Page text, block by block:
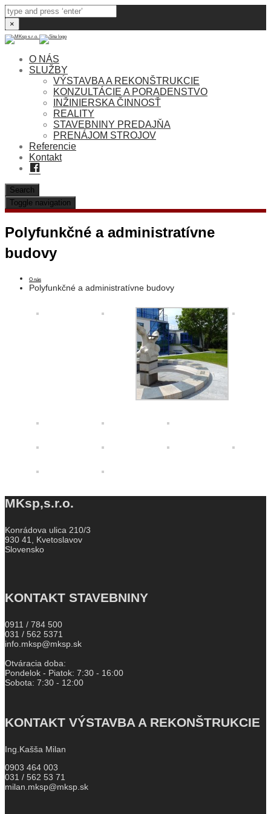
×
O NÁS
SLUŽBY
VÝSTAVBA A REKONŠTRUKCIE
KONZULTÁCIE A PORADENSTVO
INŽINIERSKA ČINNOSŤ
REALITY
STAVEBNINY PREDAJŇA
PRENÁJOM STROJOV
Referencie
Kontakt
Facebook
Search
Toggle navigation
Polyfunkčné a administratívne
budovy
O nás
Polyfunkčné a administratívne budovy
MKsp,s.r.o.
Konrádova ulica 210/3
930 41, Kvetoslavov
Slovensko
KONTAKT STAVEBNINY
0911 / 784 500
031 / 562 5371
info.mksp@mksp.sk
Otváracia doba:
Pondelok - Piatok: 7:30 - 16:00
Sobota: 7:30 - 12:00
KONTAKT VÝSTAVBA A REKONŠTRUKCIE
Ing.Kašša Milan
0903 464 003
031 / 562 53 71
milan.mksp@mksp.sk